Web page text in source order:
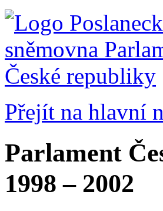
Přejít na hlavní
Parlament
1998 – 2002